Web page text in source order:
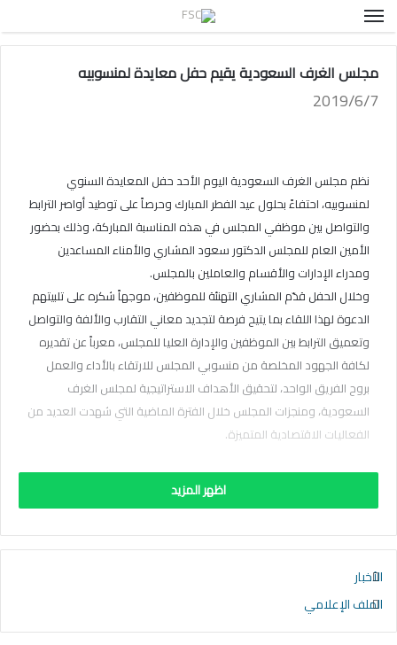
القائمة
مجلس الغرف السعودية يقيم حفل معايدة لمنسوبيه
2019/6/7
نظم مجلس الغرف السعودية اليوم الأحد حفل المعايدة السنوي
لمنسوبيه، احتفاءً بحلول عيد الفطر المبارك وحرصاً على توطيد أواصر الترابط
والتواصل بين موظفي المجلس في هذه المناسبة المباركة، وذلك بحضور
الأمين العام للمجلس الدكتور سعود المشاري والأمناء المساعدين
ومدراء الإدارات والأقسام والعاملين بالمجلس.
وخلال الحفل قدّم المشاري التهنئة للموظفين، موجهاً شكره على تلبيتهم
الدعوة لهذا اللقاء بما يتيح فرصة لتجديد معاني التقارب والألفة والتواصل
وتعميق الترابط بين الموظفين والإدارة العليا للمجلس، معرباً عن تقديره
لكافة الجهود المخلصة من منسوبي المجلس للارتقاء بالأداء والعمل
بروح الفريق الواحد، لتحقيق الأهداف الاستراتيجية لمجلس الغرف
السعودية، ومنجزات المجلس خلال الفترة الماضية التي شهدت العديد من
الفعاليات الاقتصادية المتميزة.
اظهر المزيد
الأخبار
الملف الإعلامي